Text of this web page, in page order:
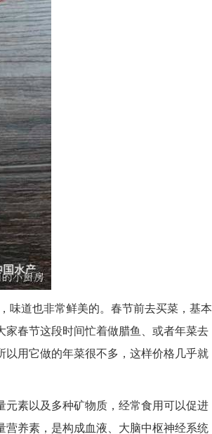
味道也非常鲜美的。春节前去买菜，基本
春节这段时间忙着做腊鱼、或者年菜去
用它做的年菜很不多，这样价格几乎就
素以及多种矿物质，经常食用可以促进
养素，是构成血液、大脑中枢神经系统